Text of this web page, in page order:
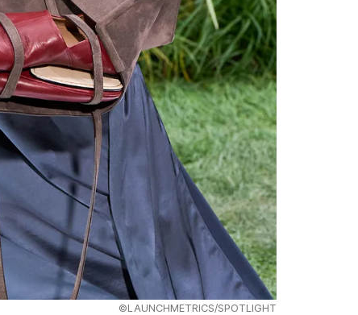
©LAUNCHMETRICS/SPOTLIGHT